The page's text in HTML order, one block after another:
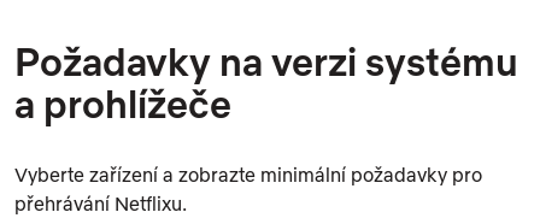
Požadavky na verzi systému
a prohlížeče
Vyberte zařízení a zobrazte minimální požadavky pro
přehrávání Netflixu.